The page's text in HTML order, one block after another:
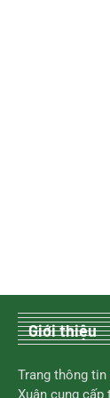
Giới thiệu
Trang thông
Xuân cung